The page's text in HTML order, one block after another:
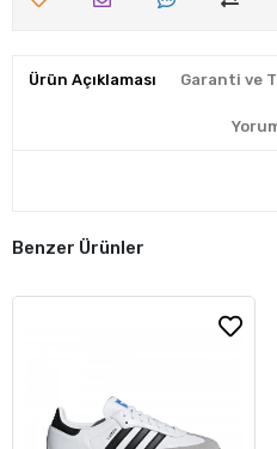
Ürün Açıklaması Garanti ve
Benzer Ürünler